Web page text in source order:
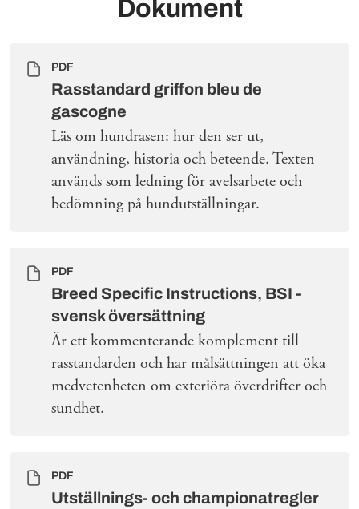
Dokument
PDF
Rasstandard griffon bleu de
gascogne
Läs om hundrasen: hur den ser ut,
användning, historia och beteende. Texten
används som ledning för avelsarbete och
bedömning på hundutställningar.
PDF
Breed Specific Instructions, BSI -
svensk översättning
Är ett kommenterande komplement till
rasstandarden och har målsättningen att öka
medvetenheten om exteriöra överdrifter och
sundhet.
PDF
Utställnings- och championatregler